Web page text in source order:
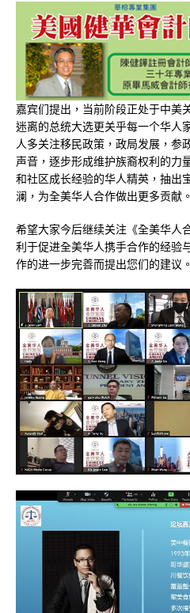
嘉宾们提出，当前阶段正处于中美
迷离的总统大选更关乎每一个华人
人多关注移民政策，政局发展，参
声音，逐步形成维护族裔权利的力
和社区成长经验的华人精英，抽出
澜，为全美华人合作做出更多贡献。
希望大家今后继续关注《全美华人
利于促进全美华人携手合作的经验
作的进一步完善而提出您们的建议。